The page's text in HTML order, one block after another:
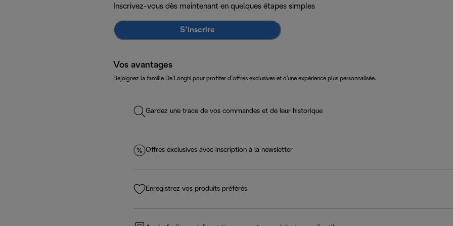
Inscrivez-vous dès maintenant en quelques étapes simples
S’inscrire
Vos avantages
Rejoignez la famille De’Longhi pour profiter d’offres exclusives et d’une expérience plus personnalisée.
Gardez une trace de vos commandes et de leur historique
Offres exclusives avec inscription à la newsletter
Enregistrez vos produits préférés